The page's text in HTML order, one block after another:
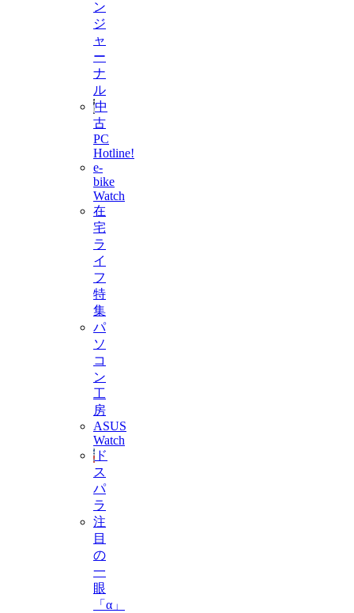
ン
ジ
ャ
ー
ナ
ル
中
古
PC
Hotline!
e-
bike
Watch
在
宅
ラ
イ
フ
特
集
パ
ソ
コ
ン
工
房
ASUS
Watch
ド
ス
パ
ラ
注
目
の
一
眼
「α」